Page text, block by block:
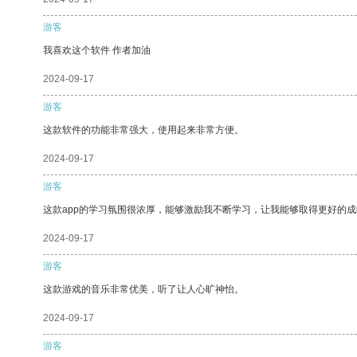
游客
我喜欢这个软件 作者加油
2024-09-17
游客
这款软件的功能非常强大，使用起来非常方便。
2024-09-17
游客
这款app的学习氛围很浓厚，能够激励我不断学习，让我能够取得更好的
2024-09-17
游客
这款游戏的音乐非常优美，听了让人心旷神怡。
2024-09-17
游客